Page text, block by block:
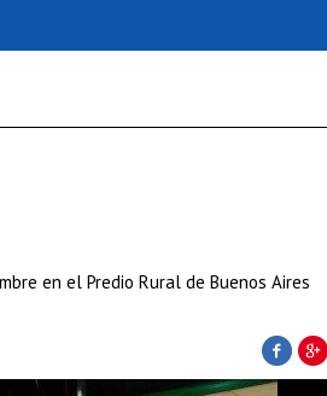
en el Predio Rural de Buenos Aires